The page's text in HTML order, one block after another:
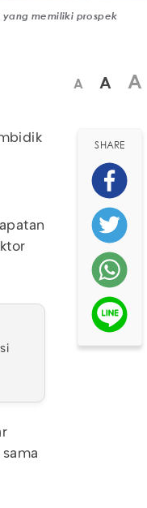
yang memiliki prospek
A A A
SHARE